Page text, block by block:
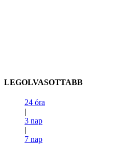
LEGOLVASOTTABB
24 óra
|
3 nap
|
7 nap